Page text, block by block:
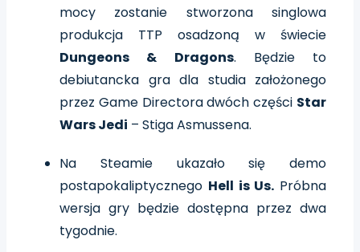
mocy zostanie stworzona singlowa
produkcja TTP osadzoną w świecie
Dungeons & Dragons. Będzie to
debiutancka gra dla studia założonego
przez Game Directora dwóch części Star
Wars Jedi – Stiga Asmussena.
Na Steamie ukazało się demo
postapokaliptycznego Hell is Us. Próbna
wersja gry będzie dostępna przez dwa
tygodnie.